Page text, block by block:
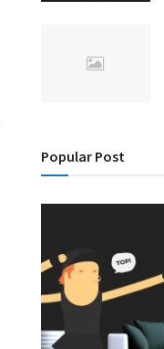
Popular Post